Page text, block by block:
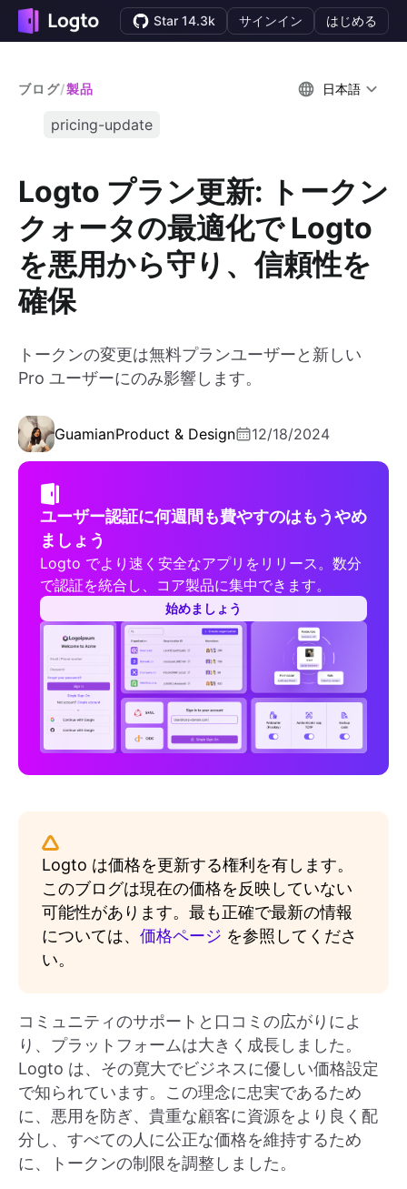
Star 14.3k サインイン はじめる
ブログ/製品 日本語
pricing-update
Logto プラン更新: トークン
クォータの最適化で Logto
を悪用から守り、信頼性を
確保
トークンの変更は無料プランユーザーと新しい
Pro ユーザーにのみ影響します。
GuamianProduct & Design 12/18/2024
ユーザー認証に何週間も費やすのはもうやめ
ましょう
Logto でより速く安全なアプリをリリース。数分
で認証を統合し、コア製品に集中できます。
始めましょう
Logto は価格を更新する権利を有します。
このブログは現在の価格を反映していない
可能性があります。最も正確で最新の情報
については、 価格ページ を参照してくださ
い。
コミュニティのサポートと口コミの広がりによ
り、プラットフォームは大きく成長しました。
Logto は、その寛大でビジネスに優しい価格設定
で知られています。この理念に忠実であるため
に、悪用を防ぎ、貴重な顧客に資源をより良く配
分し、すべての人に公正な価格を維持するため
に、トークンの制限を調整しました。